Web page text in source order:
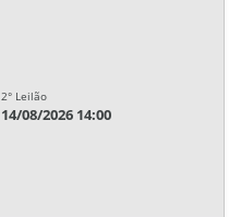
2° Leilão
14/08/2026 14:00